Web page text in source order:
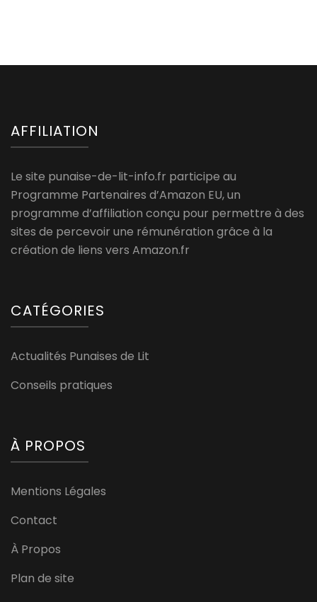
AFFILIATION
Le site punaise-de-lit-info.fr participe au
Programme Partenaires d’Amazon EU, un
programme d’affiliation conçu pour permettre à des
sites de percevoir une rémunération grâce à la
création de liens vers Amazon.fr
CATÉGORIES
Actualités Punaises de Lit
Conseils pratiques
À PROPOS
Mentions Légales
Contact
À Propos
Plan de site